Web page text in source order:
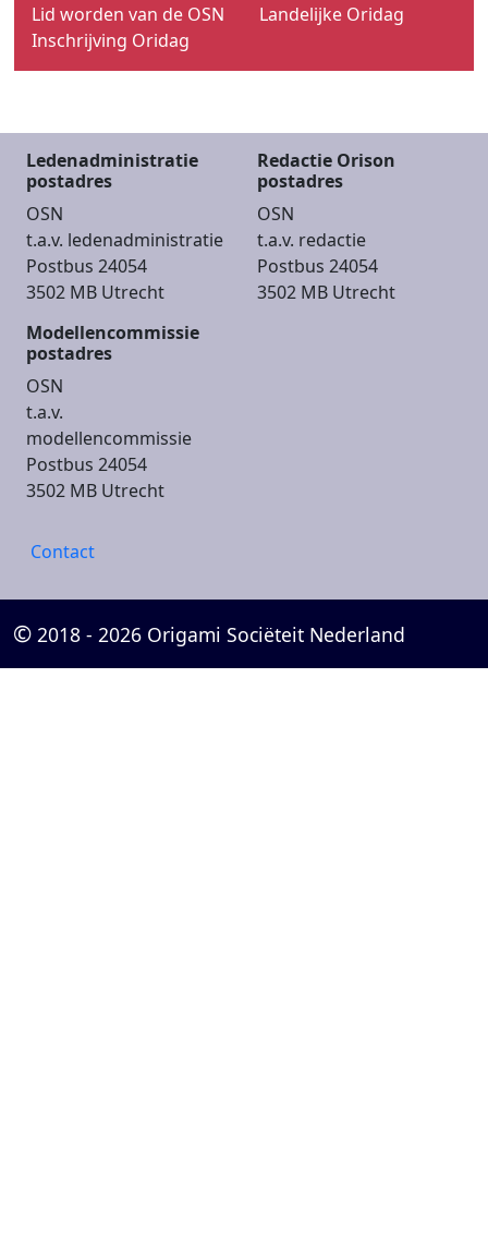
Lid worden van de OSN
Landelijke Oridag
Inschrijving Oridag
Ledenadministratie
postadres
OSN
t.a.v. ledenadministratie
Postbus 24054
3502 MB Utrecht
Redactie Orison
postadres
OSN
t.a.v. redactie
Postbus 24054
3502 MB Utrecht
Modellencommissie
postadres
OSN
t.a.v.
modellencommissie
Postbus 24054
3502 MB Utrecht
menu
Contact
© 2018 - 2026 Origami Sociëteit Nederland